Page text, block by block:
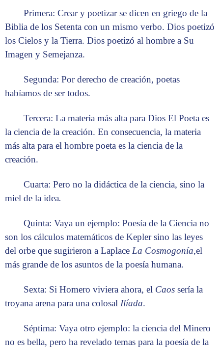
Primera: Crear y poetizar se dicen en griego de la
Biblia de los Setenta con un mismo verbo. Dios poetizó
los Cielos y la Tierra. Dios poetizó al hombre a Su
Imagen y Semejanza.
Segunda: Por derecho de creación, poetas
habíamos de ser todos.
Tercera: La materia más alta para Dios El Poeta es
la ciencia de la creación. En consecuencia, la materia
más alta para el hombre poeta es la ciencia de la
creación.
Cuarta: Pero no la didáctica de la ciencia, sino la
miel de la idea.
Quinta: Vaya un ejemplo: Poesía de la Ciencia no
son los cálculos matemáticos de Kepler sino las leyes
del orbe que sugirieron a Laplace La Cosmogonía,el
más grande de los asuntos de la poesía humana.
Sexta: Si Homero viviera ahora, el Caos sería la
troyana arena para una colosal Ilíada.
Séptima: Vaya otro ejemplo: la ciencia del Minero
no es bella, pero ha revelado temas para la poesía de la